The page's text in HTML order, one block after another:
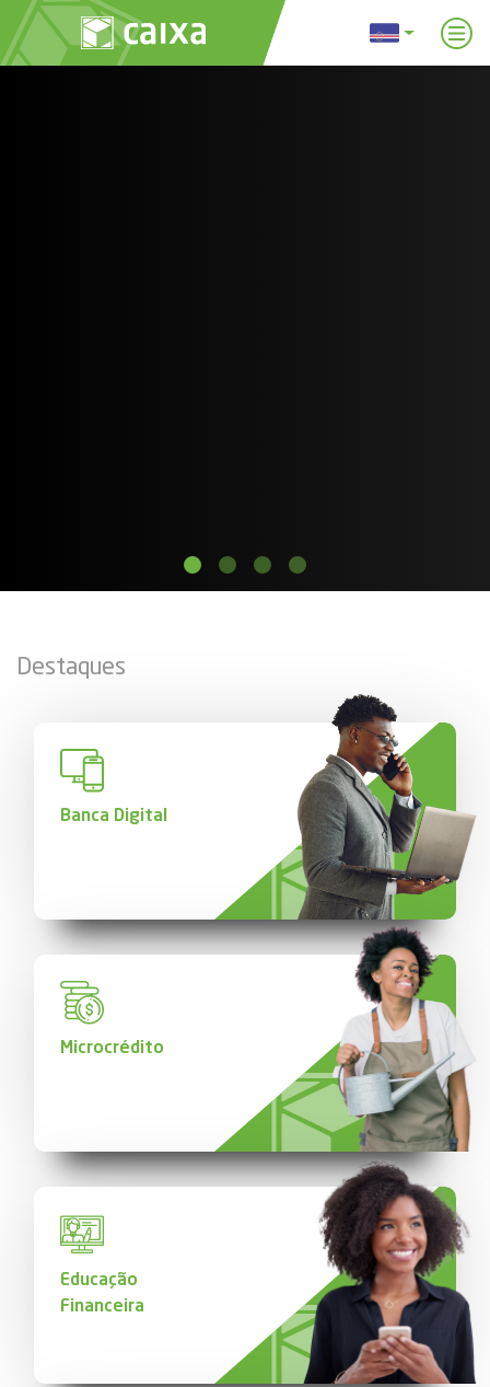
Destaques
Banca Digital
Microcrédito
Educação
Financeira